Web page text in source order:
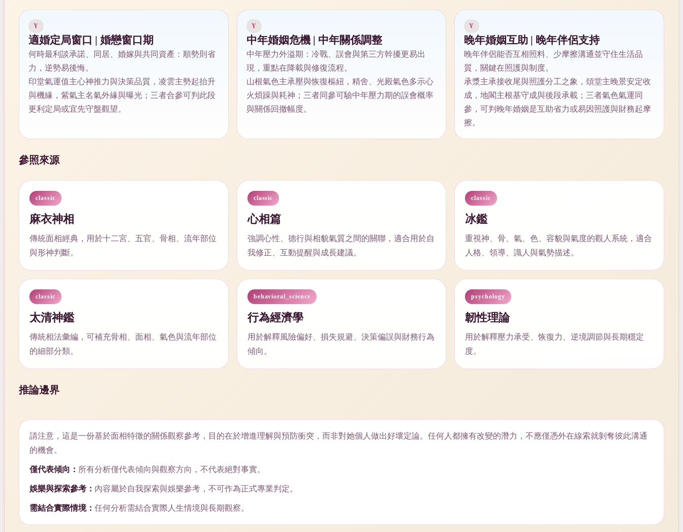
Y
適婚定局窗口 | 婚戀窗口期
何時最利談承諾、同居、婚嫁與共同資產：順勢則省
力，逆勢易後悔。
印堂氣運值主心神推力與決策品質，凌雲主勢起抬升
與機緣，紫氣主名氣外緣與曝光；三者合參可判此段
更利定局或宜先守盤觀望。
Y
中年婚姻危機 | 中年關係調整
中年壓力外溢期：冷戰、誤會與第三方幹擾更易出
現，重點在降載與修復流程。
山根氣色主承壓與恢復樞紐，精舍、光殿氣色多示心
火煩躁與耗神；三者同參可驗中年壓力期的誤會概率
與關係回撤幅度。
Y
晚年婚姻互助 | 晚年伴侶支持
晚年伴侶能否互相照料、少摩擦溝通並守住生活品
質，關鍵在照護與制度。
承漿主承接收尾與照護分工之象，頌堂主晚景安定收
成，地閣主根基守成與後段承載；三者氣色氣運同
參，可判晚年婚姻是互助省力或易因照護與財務起摩
擦。
參照來源
classic
麻衣神相
傳統面相經典，用於十二宮、五官、骨相、流年部位
與形神判斷。
classic
心相篇
強調心性、德行與相貌氣質之間的關聯，適合用於自
我修正、互動提醒與成長建議。
classic
冰鑑
重視神、骨、氣、色、容貌與氣度的觀人系統，適合
人格、領導、識人與氣勢描述。
classic
太清神鑑
傳統相法彙編，可補充骨相、面相、氣色與流年部位
的細部分類。
behavioral_science
行為經濟學
用於解釋風險偏好、損失規避、決策偏誤與財務行為
傾向。
psychology
韌性理論
用於解釋壓力承受、恢復力、逆境調節與長期穩定
度。
推論邊界
請注意，這是一份基於面相特徵的關係觀察參考，目的在於增進理解與預防衝突，而非對她個人做出好壞定論。任何人都擁有改變的潛力，不應僅憑外在線索就剝奪彼此溝通
的機會。
僅代表傾向： 所有分析僅代表傾向與觀察方向，不代表絕對事實。
娛樂與探索參考： 內容屬於自我探索與娛樂參考，不可作為正式專業判定。
需結合實際情境： 任何分析需結合實際人生情境與長期觀察。